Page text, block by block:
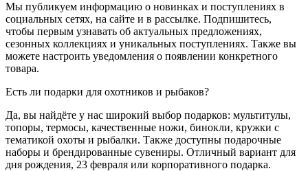
Мы публикуем информацию о новинках и поступлениях в
социальных сетях, на сайте и в рассылке. Подпишитесь,
чтобы первым узнавать об актуальных предложениях,
сезонных коллекциях и уникальных поступлениях. Также вы
можете настроить уведомления о появлении конкретного
товара.
Есть ли подарки для охотников и рыбаков?
Да, вы найдёте у нас широкий выбор подарков: мультитулы,
топоры, термосы, качественные ножи, бинокли, кружки с
тематикой охоты и рыбалки. Также доступны подарочные
наборы и брендированные сувениры. Отличный вариант для
дня рождения, 23 февраля или корпоративного подарка.